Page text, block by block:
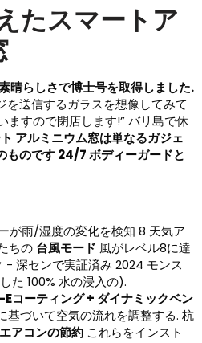
たスマートア
らしさで博士号を取得しました.
を送信するガラスを想像してみて
ますので閉店します!” バリ島で休
アルミニウム窓は単なるガジェ
ものです 24/7 ボディーガードと
が雨/湿度の変化を検知 8 天気ア
ちの 台風モード 風がレベル8に達
- 深センで実証済み 2024 モンス
た 100% 水の浸入の).
コーティング + ダイナミックベン
基づいて空気の流れを調整する. 杭
アコンの節約 これらをインスト